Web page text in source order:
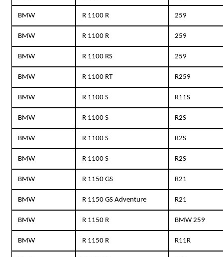
BMW R 1100 R 259
BMW R 1100 R 259
BMW R 1100 RS 259
BMW R 1100 RT R259
BMW R 1100 S R11S
BMW R 1100 S R2S
BMW R 1100 S R2S
BMW R 1100 S R2S
BMW R 1150 GS R21
BMW R 1150 GS Adventure R21
BMW R 1150 R BMW 259
BMW R 1150 R R11R